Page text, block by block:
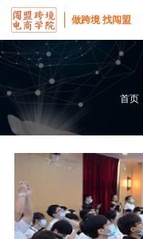
做跨境 找闯盟
首页